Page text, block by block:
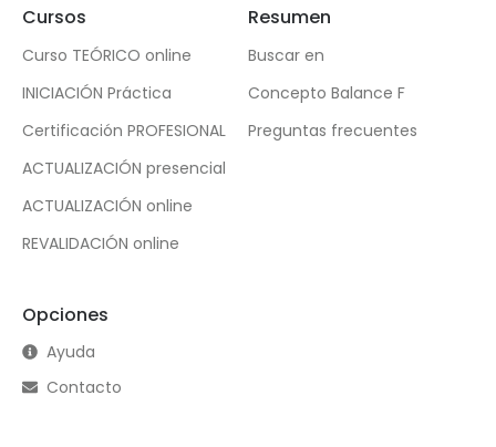
Cursos
Curso TEÓRICO online
INICIACIÓN Práctica
Certificación PROFESIONAL
ACTUALIZACIÓN presencial
ACTUALIZACIÓN online
REVALIDACIÓN online
Resumen
Buscar en
Concepto Balance F
Preguntas frecuentes
Opciones
Ayuda
Contacto